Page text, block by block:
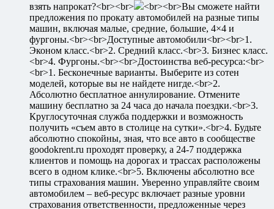
взять напрокат?<br><br>
<br><br>Вы сможете найти
предложения по прокату автомобилей на разные типы
машин, включая малые, средние, большие, 4×4 и
фургоны.<br><br>Доступные автомобили<br><br>1.
Эконом класс.<br>2. Средний класс.<br>3. Бизнес класс.
<br>4. Фургоны.<br><br>Достоинства веб-ресурса:<br>
<br>1. Бесконечные варианты. Выберите из сотен
моделей, которые вы не найдете нигде.<br>2.
Абсолютно бесплатное аннулирование. Отмените
машину бесплатно за 24 часа до начала поездки.<br>3.
Круглосуточная служба поддержки и возможность
получить «съем авто в столице на сутки».<br>4. Будьте
абсолютно спокойны, зная, что все авто в сообществе
goodokrent.ru проходят проверку, а 24-7 поддержка
клиентов и помощь на дорогах и трассах расположены
всего в одном клике.<br>5. Включены абсолютно все
типы страхования машин. Уверенно управляйте своим
автомобилем – веб-ресурс включает разные уровни
страхования ответственности, предложенные через